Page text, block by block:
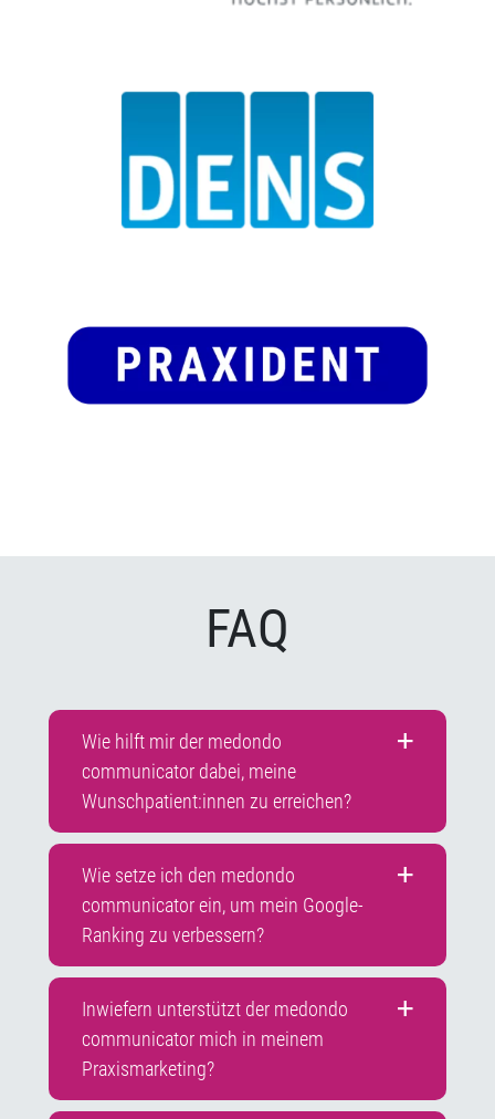
FAQ
Wie hilft mir der medondo
communicator dabei, meine
Wunschpatient:innen zu erreichen?
Wie setze ich den medondo
communicator ein, um mein Google-
Ranking zu verbessern?
Inwiefern unterstützt der medondo
communicator mich in meinem
Praxismarketing?